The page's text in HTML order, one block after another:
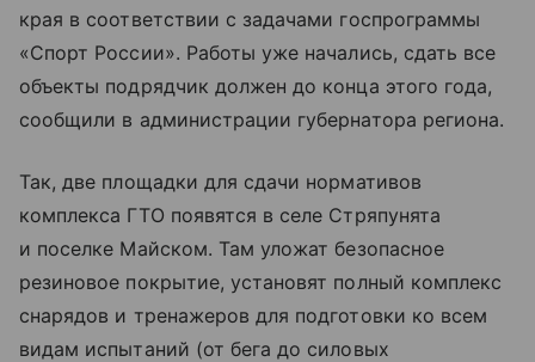
края в соответствии с задачами госпрограммы
«Спорт России». Работы уже начались, сдать все
объекты подрядчик должен до конца этого года,
сообщили в администрации губернатора региона.
Так, две площадки для сдачи нормативов
комплекса ГТО появятся в селе Стряпунята
и поселке Майском. Там уложат безопасное
резиновое покрытие, установят полный комплекс
снарядов и тренажеров для подготовки ко всем
видам испытаний (от бега до силовых